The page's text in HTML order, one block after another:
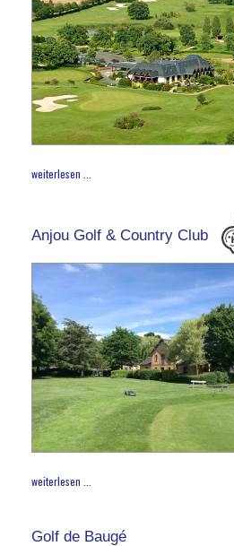
weiterlesen ...
Anjou Golf & Country Club
weiterlesen ...
Golf de Baugé